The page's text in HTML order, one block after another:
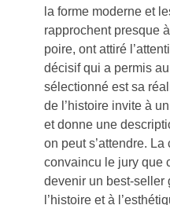
la forme moderne et
rapprochent presque
poire, ont attiré
décisif qui a permis
sélectionné est sa
de l’histoire invite à
et donne une
on peut s’attendre.
convaincu le jury que
devenir un best-seller
l’histoire et à